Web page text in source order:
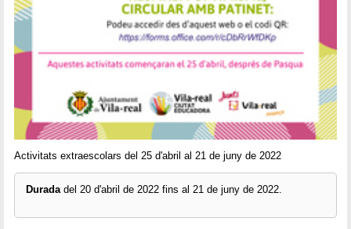
Activitats extraescolars del 25 d'abril al 21 de juny de 2022
Durada del 20 d'abril de 2022 fins al 21 de juny de 2022.